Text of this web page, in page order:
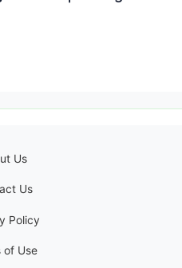
Us
Us
Policy
of Use